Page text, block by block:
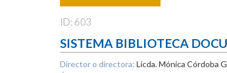
ID: 603
SISTEMA BIBLIOTECA
Director o directora: Licda. Mónica Córdoba